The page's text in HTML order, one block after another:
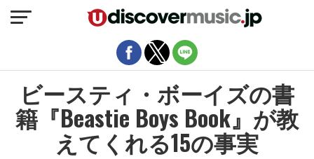
ビースティ・ボーイズの書
籍『Beastie Boys Book』が教
えてくれる15の事実
モバイルバージョンを終了